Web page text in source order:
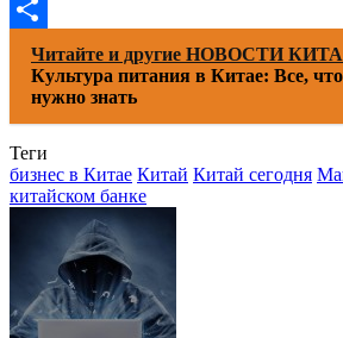
LiveJournal
Отправить
Читайте и другие НОВОСТИ
Культура питания в Китае: Все,
нужно знать
Теги
бизнес в Китае Китай Китай сегодня
китайском банке